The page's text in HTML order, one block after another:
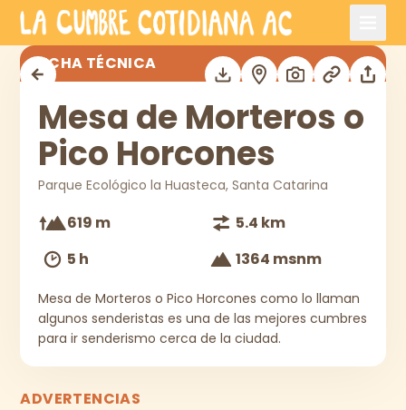
Saltar al contenido principal
Mesa de Morteros o Pico Horcones
FICHA TÉCNICA
Mesa de Morteros o
Pico Horcones
Parque Ecológico la Huasteca, Santa Catarina
619 m
5.4 km
5 h
1364 msnm
Mesa de Morteros o Pico Horcones como lo llaman
algunos senderistas es una de las mejores cumbres
para ir senderismo cerca de la ciudad.
ADVERTENCIAS